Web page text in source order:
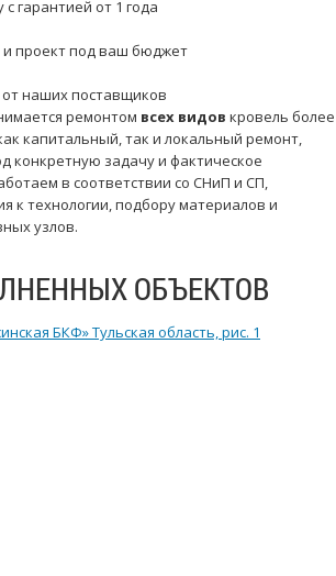
гарантией от 1 года
проект под ваш бюджет
наших поставщиков
ремонтом всех видов кровель более
капитальный, так и локальный ремонт,
конкретную задачу и фактическое
в соответствии со СНиП и СП,
к технологии, подбору материалов и
узлов.
ОБЪЕКТОВ